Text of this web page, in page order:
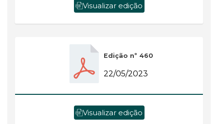
Visualizar edição
Edição nº 460
22/05/2023
Visualizar edição